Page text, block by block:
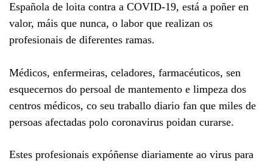
Española de loita contra a COVID-19, está a poñer en
valor, máis que nunca, o labor que realizan os
profesionais de diferentes ramas.
Médicos, enfermeiras, celadores, farmacéuticos, sen
esquecernos do persoal de mantemento e limpeza dos
centros médicos, co seu traballo diario fan que miles de
persoas afectadas polo coronavirus poidan curarse.
Estes profesionais expóñense diariamente ao virus para